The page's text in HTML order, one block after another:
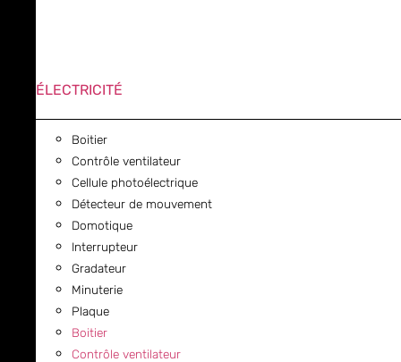
ÉLECTRICITÉ
Boitier
Contrôle ventilateur
Cellule photoélectrique
Détecteur de mouvement
Domotique
Interrupteur
Gradateur
Minuterie
Plaque
Boitier
Contrôle ventilateur